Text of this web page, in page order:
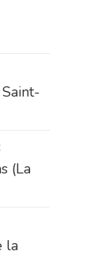
(La
la